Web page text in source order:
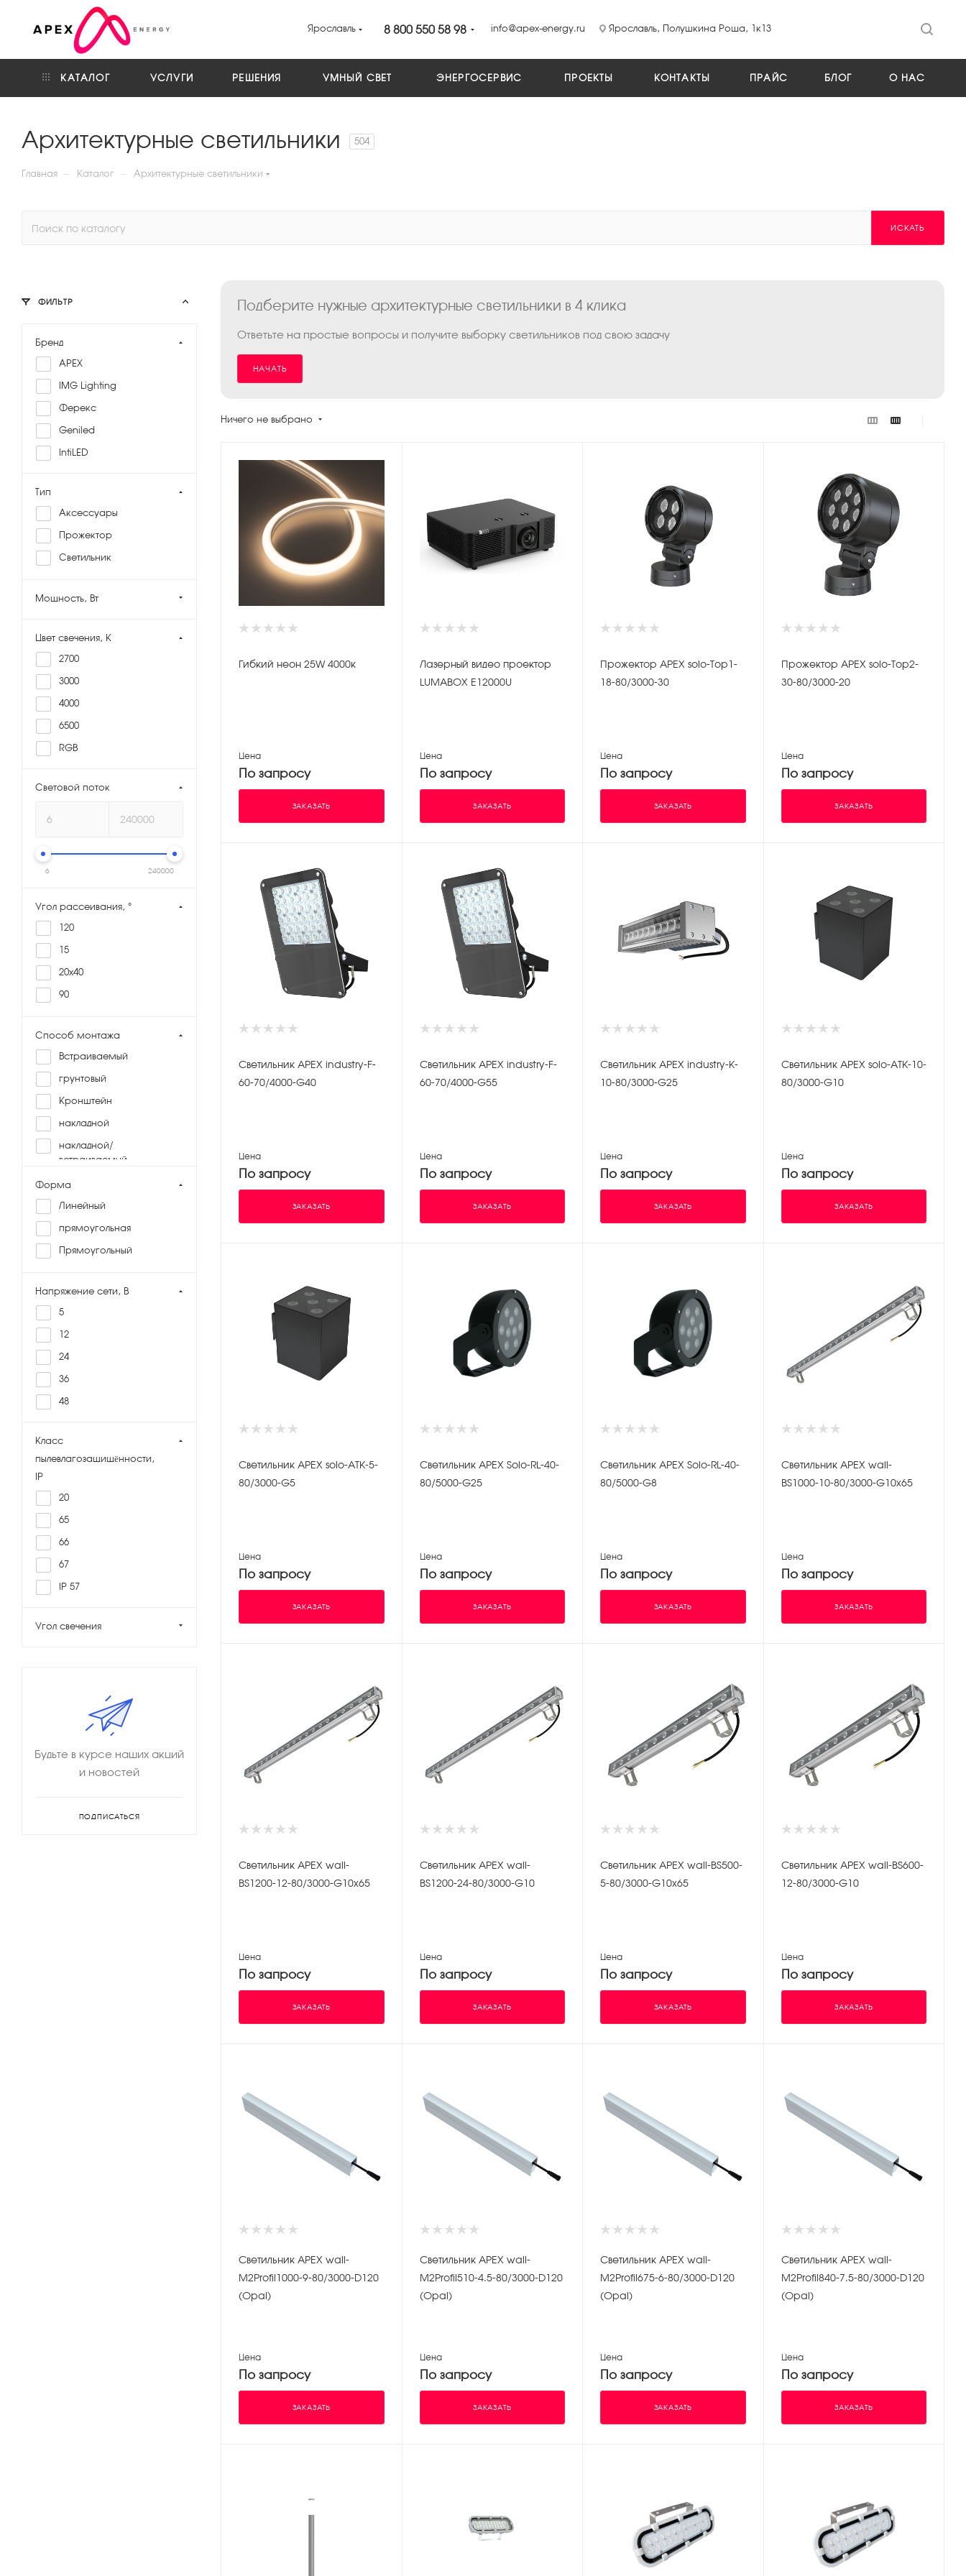
Ярославль 8 800 550 58 98 info@apex-energy.ru Ярославль, Полушкина Роща, 1к13
КАТАЛОГ УСЛУГИ РЕШЕНИЯ УМНЫЙ СВЕТ ЭНЕРГОСЕРВИС ПРОЕКТЫ КОНТАКТЫ ПРАЙС БЛОГ О НАС
Архитектурные светильники 504
Главная — Каталог — Архитектурные светильники
ИСКАТЬ
Подберите нужные архитектурные светильники в 4 клика
Ответьте на простые вопросы и получите выборку светильников под свою задачу
НАЧАТЬ
Ничего не выбрано
Гибкий неон 25W 4000к
Цена
По запросу
ЗАКАЗАТЬ
Лазерный видео проектор
LUMABOX E12000U
Цена
По запросу
ЗАКАЗАТЬ
Прожектор APEX solo-Top1-
18-80/3000-30
Цена
По запросу
ЗАКАЗАТЬ
Прожектор APEX solo-Top2-
30-80/3000-20
Цена
По запросу
ЗАКАЗАТЬ
Светильник APEX industry-F-
60-70/4000-G40
Цена
По запросу
ЗАКАЗАТЬ
Светильник APEX industry-F-
60-70/4000-G55
Цена
По запросу
ЗАКАЗАТЬ
Светильник APEX industry-K-
10-80/3000-G25
Цена
По запросу
ЗАКАЗАТЬ
Светильник APEX solo-ATK-10-
80/3000-G10
Цена
По запросу
ЗАКАЗАТЬ
Светильник APEX solo-ATK-5-
80/3000-G5
Цена
По запросу
ЗАКАЗАТЬ
Светильник APEX Solo-RL-40-
80/5000-G25
Цена
По запросу
ЗАКАЗАТЬ
Светильник APEX Solo-RL-40-
80/5000-G8
Цена
По запросу
ЗАКАЗАТЬ
Светильник APEX wall-
BS1000-10-80/3000-G10x65
Цена
По запросу
ЗАКАЗАТЬ
Светильник APEX wall-
BS1200-12-80/3000-G10x65
Цена
По запросу
ЗАКАЗАТЬ
Светильник APEX wall-
BS1200-24-80/3000-G10
Цена
По запросу
ЗАКАЗАТЬ
Светильник APEX wall-BS500-
5-80/3000-G10x65
Цена
По запросу
ЗАКАЗАТЬ
Светильник APEX wall-BS600-
12-80/3000-G10
Цена
По запросу
ЗАКАЗАТЬ
Светильник APEX wall-
M2Profil1000-9-80/3000-D120
(Opal)
Цена
По запросу
ЗАКАЗАТЬ
Светильник APEX wall-
M2Profil510-4.5-80/3000-D120
(Opal)
Цена
По запросу
ЗАКАЗАТЬ
Светильник APEX wall-
M2Profil675-6-80/3000-D120
(Opal)
Цена
По запросу
ЗАКАЗАТЬ
Светильник APEX wall-
M2Profil840-7.5-80/3000-D120
(Opal)
Цена
По запросу
ЗАКАЗАТЬ
ФИЛЬТР
Бренд
APEX
IMG Lighting
Ферекс
Geniled
IntiLED
Тип
Аксессуары
Прожектор
Светильник
Мощность, Вт
Цвет свечения, K
2700
3000
4000
6500
RGB
Световой поток
6 240000
Угол рассеивания, °
120
15
20x40
90
Способ монтажа
Встраиваемый
грунтовый
Кронштейн
накладной
накладной/
встраиваемый
поворотный кронштейн
Самоклеящаяся лента
Форма
Линейный
прямоугольная
Прямоугольный
Напряжение сети, В
5
12
24
36
48
Класс
пылевлагозащищённости,
IP
20
65
66
67
IP 57
IP 66
Угол свечения
Будьте в курсе наших акций
и новостей
ПОДПИСАТЬСЯ